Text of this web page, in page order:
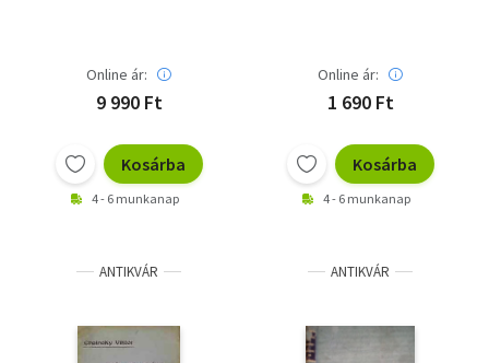
Online ár:
9 990 Ft
Kosárba
4 - 6 munkanap
Online ár:
1 690 Ft
Kosárba
4 - 6 munkanap
ANTIKVÁR ANTIKVÁR